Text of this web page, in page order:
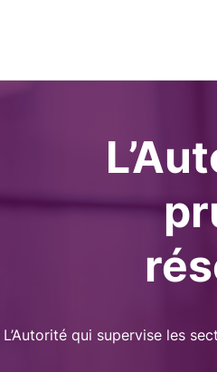
L’Autorité qui supervise les